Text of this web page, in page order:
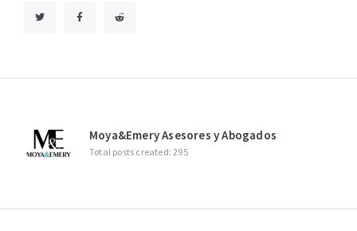
Moya&Emery Asesores y Abogados
Total posts created: 295